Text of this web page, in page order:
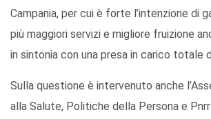
Campania, per cui è forte l’intenzione di
più maggiori servizi e migliore fruizione
in sintonia con una presa in carico totale
Sulla questione è intervenuto anche
alla Salute, Politiche della Persona e